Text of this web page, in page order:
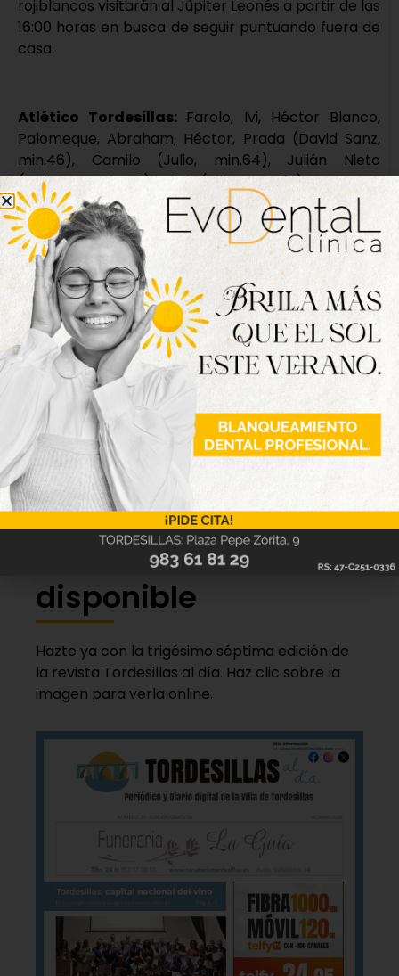
rojiblancos visitarán al Júpiter Leonés a partir de las
16:00 horas en busca de seguir puntuando fuera de
casa.
Atlético Tordesillas: Farolo, Ivi, Héctor Blanco,
Palomeque, Abraham, Héctor, Prada (David Sanz,
min.46), Camilo (Julio, min.64), Julián Nieto
(Dalisson, min.46), Alvi (Villa, min.80) y Torres
(Luismi, min.80).
Becerril:Sevi, Isma (Vallejo, min.65), Diego Martín
(Pablo, min.80), Sierra, Carlos, Riki, Kike, Adri (Rodri,
min.65), Kike Simal, Merino (Víctor, min.83) y Blanco.
Goles:1-0: Torres, min.75.
Árbitro:Pablo Gómez. Amonestó a los locales
Prada, Ivi, Villa y Luismi y a los visitantes Carlos,
Pablo y Riki.
Incidencias:
partido correspondiente a la jornada
cuatro del subgrupo A del Grupo VIII de Tercera
División disputado en Las Salinas ante 250
espectadores.
Nueva edición
disponible
Hazte ya con la trigésimo séptima edición de
la revista Tordesillas al día. Haz clic sobre la
imagen para verla online.